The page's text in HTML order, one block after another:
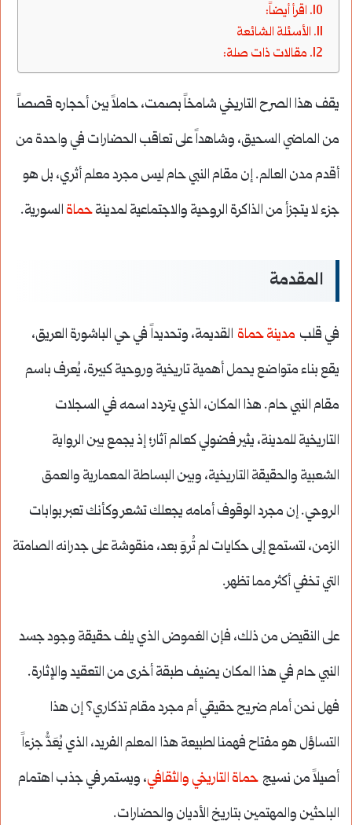
اقرأ أيضاً:
الأسئلة الشائعة
مقالات ذات صلة:
يقف هذا الصرح التاريخي شامخاً بصمت، حاملاً بين أحجاره قصصاً
من الماضي السحيق، وشاهداً على تعاقب الحضارات في واحدة من
أقدم مدن العالم. إن مقام النبي حام ليس مجرد معلم أثري، بل هو
جزء لا يتجزأ من الذاكرة الروحية والاجتماعية لمدينةحماة السورية.
المقدمة
في قلب مدينة حماة القديمة، وتحديداً في حي الباشورة العريق،
يقع بناء متواضع يحمل أهمية تاريخية وروحية كبيرة، يُعرف باسم
مقام النبي حام. هذا المكان، الذي يتردد اسمه في السجلات
التاريخية للمدينة، يثير فضولي كعالم آثار؛ إذ يجمع بين الرواية
الشعبية والحقيقة التاريخية، وبين البساطة المعمارية والعمق
الروحي. إن مجرد الوقوف أمامه يجعلك تشعر وكأنك تعبر بوابات
الزمن، لتستمع إلى حكايات لم تُروَ بعد، منقوشة على جدرانه الصامتة
التي تخفي أكثر مما تظهر.
على النقيض من ذلك، فإن الغموض الذي يلف حقيقة وجود جسد
النبي حام في هذا المكان يضيف طبقة أخرى من التعقيد والإثارة.
فهل نحن أمام ضريح حقيقي أم مجرد مقام تذكاري؟ إن هذا
التساؤل هو مفتاح فهمنا لطبيعة هذا المعلم الفريد، الذي يُعَدُّ جزءاً
أصيلاً من نسيج حماة التاريخي والثقافي، ويستمر في جذب اهتمام
الباحثين والمهتمين بتاريخ الأديان والحضارات.